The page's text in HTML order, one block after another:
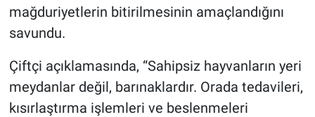
mağduriyetlerin bitirilmesinin amaçlandığını
savundu.
Çiftçi açıklamasında, “Sahipsiz hayvanların yeri
meydanlar değil, barınaklardır. Orada tedavileri,
kısırlaştırma işlemleri ve beslenmeleri